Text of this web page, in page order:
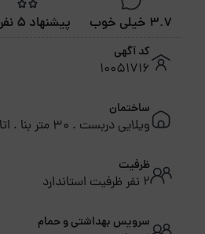
3.7 خیلی خوب پیشنهاد 5 نفرات
کد آگهی
10051716
ساختمان
ویلایی دربست . 30 متر بنا . اتاق
ظرفیت
2 نفر ظرفیت استاندارد
سرویس بهداشتی و حمام